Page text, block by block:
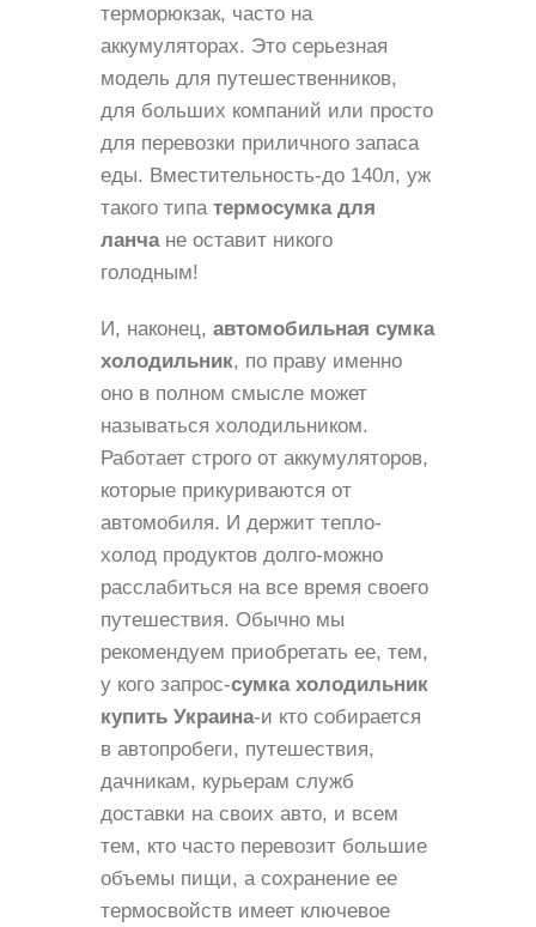
терморюкзак, часто на
аккумуляторах. Это серьезная
модель для путешественников,
для больших компаний или просто
для перевозки приличного запаса
еды. Вместительность-до 140л, уж
такого типа термосумка для
ланчане оставит никого
голодным!
И, наконец, автомобильная сумка
холодильник, по праву именно
оно в полном смысле может
называться холодильником.
Работает строго от аккумуляторов,
которые прикуриваются от
автомобиля. И держит тепло-
холод продуктов долго-можно
расслабиться на все время своего
путешествия. Обычно мы
рекомендуем приобретать ее, тем,
у кого запрос-сумка холодильник
купить Украина-и кто собирается
в автопробеги, путешествия,
дачникам, курьерам служб
доставки на своих авто, и всем
тем, кто часто перевозит большие
объемы пищи, а сохранение ее
термосвойств имеет ключевое